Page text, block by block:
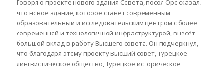
Говоря о проекте нового здания Совета, посол Орс сказал,
что новое здание, которое станет современным
образовательным и исследовательским центром с более
современной и технологичной инфраструктурой, внесёт
большой вклад в работу Высшего совета. Он подчеркнул,
что благодаря этому проекту Высший совет, Турецкое
лингвистическое общество, Турецкое историческое